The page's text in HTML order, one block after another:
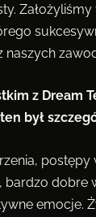
Założyliśmy
naszych
z Dream
był
postępy
bardzo dobre
emocje.